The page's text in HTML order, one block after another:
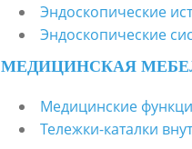
Эндоскопические
Эндоскопические
МЕДИЦИНСКАЯ
Медицинские
Тележки-каталки